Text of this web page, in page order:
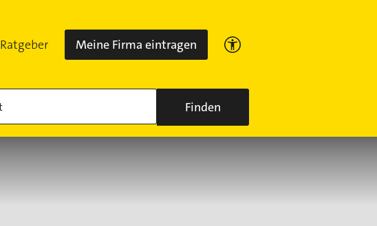
Ratgeber Meine Firma eintragen
Finden